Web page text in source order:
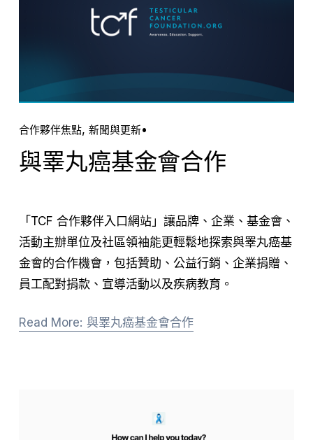
合作夥伴焦點, 新聞與更新
與睪丸癌基金會合作
「TCF 合作夥伴入口網站」讓品牌、企業、基金會、
活動主辦單位及社區領袖能更輕鬆地探索與睪丸癌基
金會的合作機會，包括贊助、公益行銷、企業捐贈、
員工配對捐款、宣導活動以及疾病教育。
Read More: 與睪丸癌基金會合作